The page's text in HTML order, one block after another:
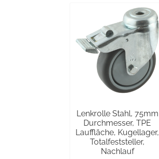
Lenkrolle Stahl, 75mm
Durchmesser, TPE
Lauffläche, Kugellager,
Totalfeststeller,
Nachlauf